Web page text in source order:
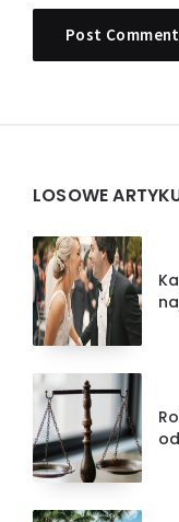
Widgets
LOSOWE